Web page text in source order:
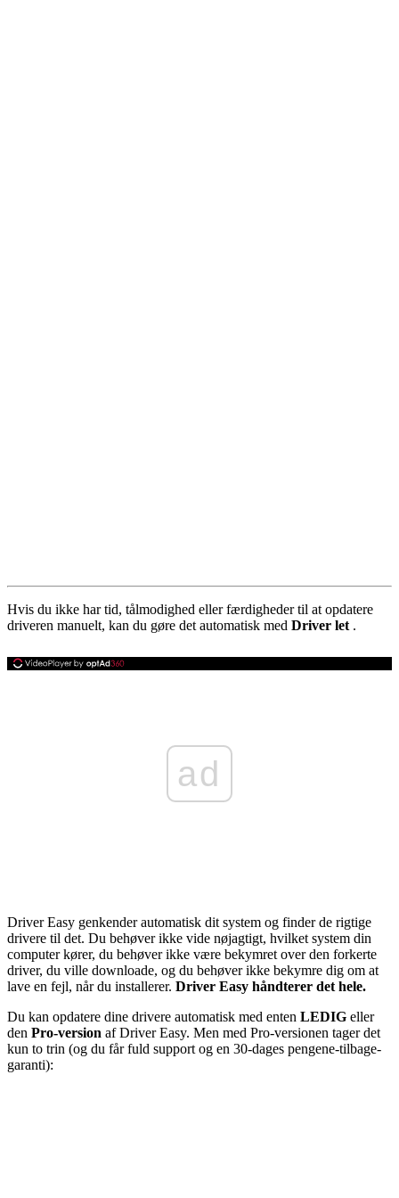
Hvis du ikke har tid, tålmodighed eller færdigheder til at opdatere
driveren manuelt, kan du gøre det automatisk med Driver let .
ad
Driver Easy genkender automatisk dit system og finder de rigtige
drivere til det. Du behøver ikke vide nøjagtigt, hvilket system din
computer kører, du behøver ikke være bekymret over den forkerte
driver, du ville downloade, og du behøver ikke bekymre dig om at
lave en fejl, når du installerer. Driver Easy håndterer det hele.
Du kan opdatere dine drivere automatisk med enten LEDIG eller
den Pro-version af Driver Easy. Men med Pro-versionen tager det
kun to trin (og du får fuld support og en 30-dages pengene-tilbage-
garanti):